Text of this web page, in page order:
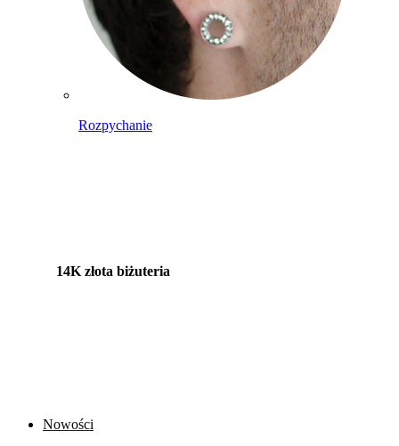
Rozpychanie
14K złota biżuteria
Nowości